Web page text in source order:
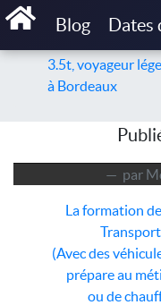
Blog Dates
Accueil
Articles
3.5t, voyageur
à Bordeaux
par
La formation
(Avec des
prépare au
ou de